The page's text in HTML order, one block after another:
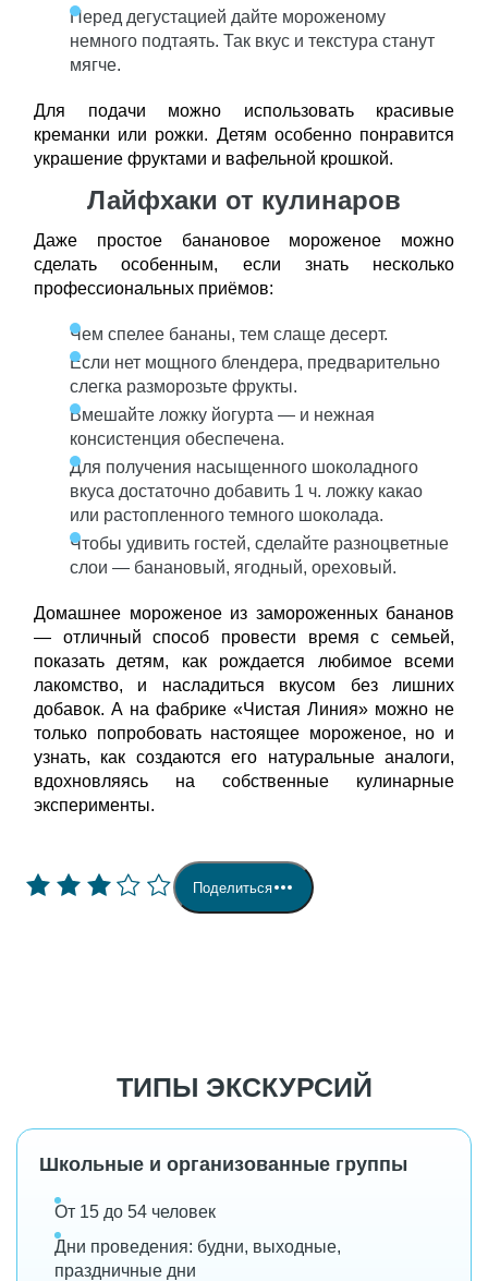
Перед дегустацией дайте мороженому
немного подтаять. Так вкус и текстура станут
мягче.
Для подачи можно использовать красивые
креманки или рожки. Детям особенно понравится
украшение фруктами и вафельной крошкой.
Лайфхаки от кулинаров
Даже простое банановое мороженое можно
сделать особенным, если знать несколько
профессиональных приёмов:
Чем спелее бананы, тем слаще десерт.
Если нет мощного блендера, предварительно
слегка разморозьте фрукты.
Вмешайте ложку йогурта — и нежная
консистенция обеспечена.
Для получения насыщенного шоколадного
вкуса достаточно добавить 1 ч. ложку какао
или растопленного темного шоколада.
Чтобы удивить гостей, сделайте разноцветные
слои — банановый, ягодный, ореховый.
Домашнее мороженое из замороженных бананов
— отличный способ провести время с семьей,
показать детям, как рождается любимое всеми
лакомство, и насладиться вкусом без лишних
добавок. А на фабрике «Чистая Линия» можно не
только попробовать настоящее мороженое, но и
узнать, как создаются его натуральные аналоги,
вдохновляясь на собственные кулинарные
эксперименты.
Поделиться
ТИПЫ ЭКСКУРСИЙ
Школьные и организованные группы
От 15 до 54 человек
Дни проведения: будни, выходные,
праздничные дни